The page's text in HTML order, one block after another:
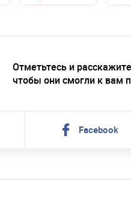
Отметьтесь и
чтобы они смогли к вам
Facebook